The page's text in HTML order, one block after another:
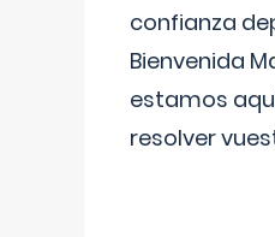
confianza
Bienvenida
estamos
resolver